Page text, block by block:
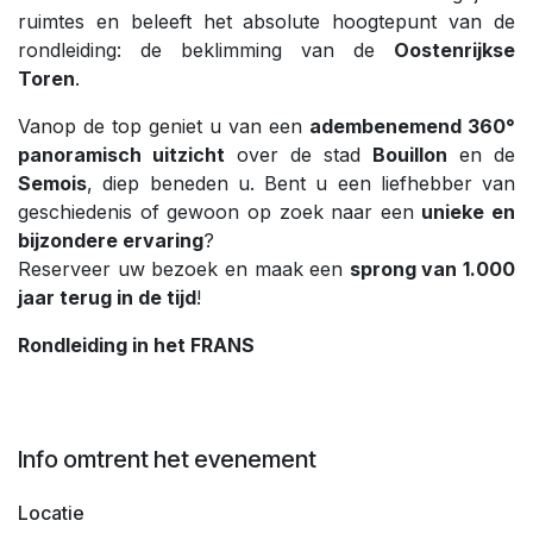
ruimtes en beleeft het absolute hoogtepunt van de
rondleiding: de beklimming van de Oostenrijkse
Toren.
Vanop de top geniet u van een adembenemend 360°
panoramisch uitzicht over de stad Bouillon en de
Semois, diep beneden u. Bent u een liefhebber van
geschiedenis of gewoon op zoek naar een unieke en
bijzondere ervaring?
Reserveer uw bezoek en maak een sprong van 1.000
jaar terug in de tijd!
Rondleiding in het FRANS
Info omtrent het evenement
Locatie